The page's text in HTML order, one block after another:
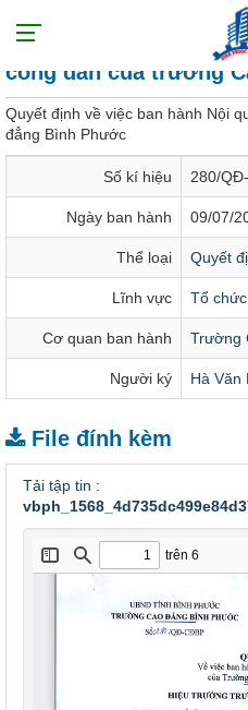
Quyết định về việc
công dân của trường
Quyết định về việc ban hành Nội
đẳng Bình Phước
Số kí hiệu 280/
Ngày ban hành 09/07/
Thể loại Quyết
Lĩnh vực Tổ chức
Cơ quan ban hành Trường
Người ký Hà Văn
File đính kèm
Tải tập tin :